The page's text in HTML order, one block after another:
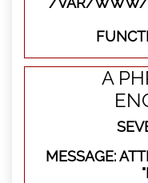
A
MESSAGE: